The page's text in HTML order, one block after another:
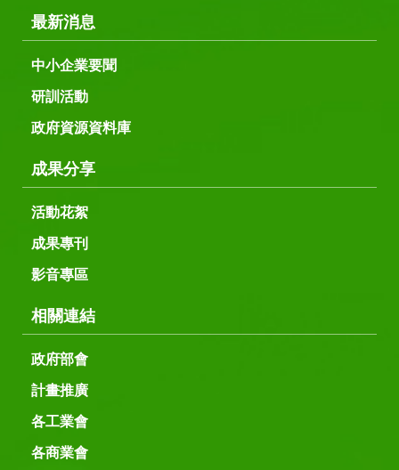
最新消息
中小企業要聞
研訓活動
政府資源資料庫
成果分享
活動花絮
成果專刊
影音專區
相關連結
政府部會
計畫推廣
各工業會
各商業會